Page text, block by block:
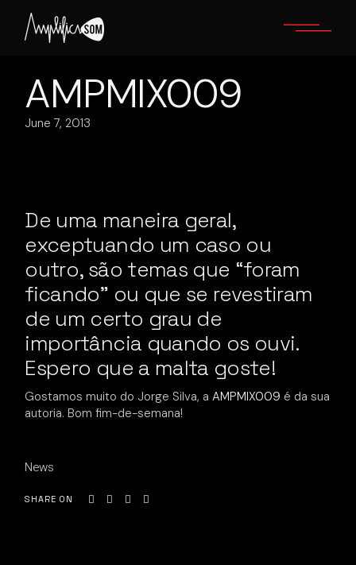
content
AMPMIX009
June 7, 2013
De uma maneira geral,
exceptuando um caso ou
outro, são temas que “foram
ficando” ou que se revestiram
de um certo grau de
importância quando os ouvi.
Espero que a malta goste!
Gostamos muito do Jorge Silva, aAMPMIX009 é da sua
autoria. Bom fim-de-semana!
News
SHARE ON